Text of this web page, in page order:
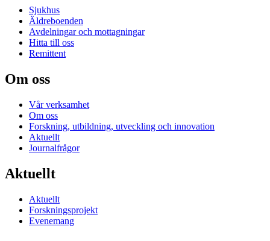
Sjukhus
Äldreboenden
Avdelningar och mottagningar
Hitta till oss
Remittent
Om oss
Vår verksamhet
Om oss
Forskning, utbildning, utveckling och innovation
Aktuellt
Journalfrågor
Aktuellt
Aktuellt
Forskningsprojekt
Evenemang